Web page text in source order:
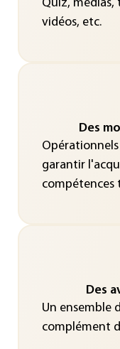
Quiz, médias,
vidéos, etc.
Des
garantir
compétences
Des
Un ensemble
complément